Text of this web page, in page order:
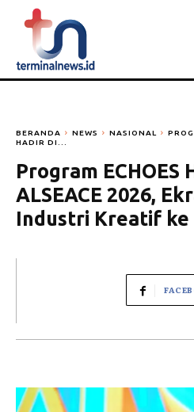
BERANDA NEWS NASIONAL
HADIR DI...
Program ECHOES
ALSEACE 2026,
Industri Kreatif ke